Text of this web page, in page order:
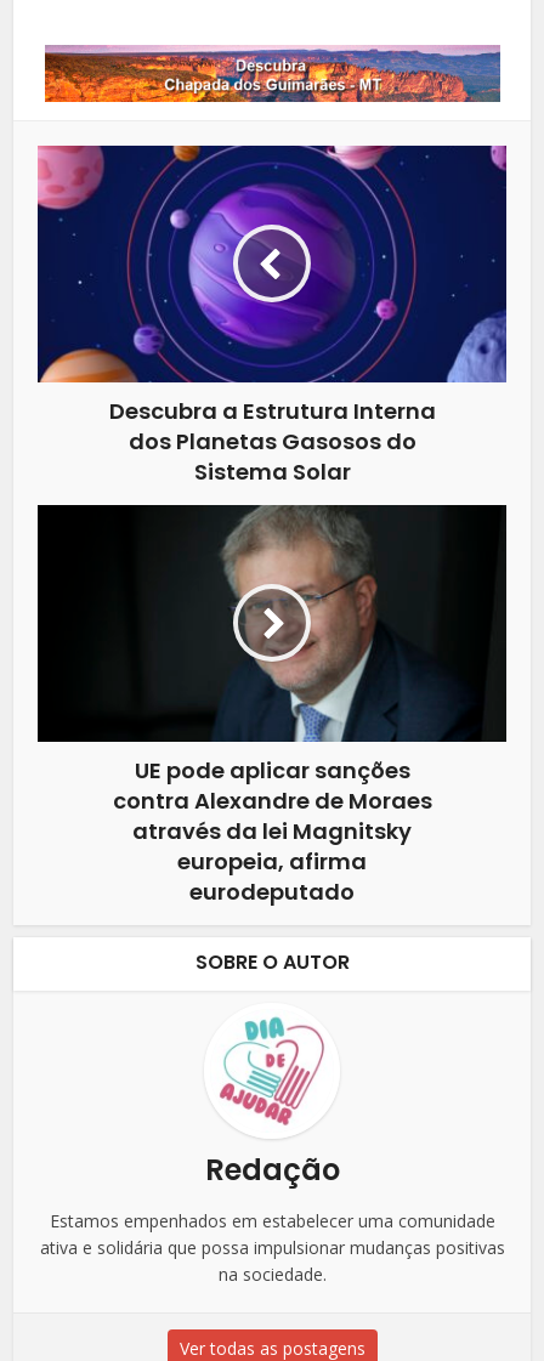
Descubra a Estrutura Interna
dos Planetas Gasosos do
Sistema Solar
UE pode aplicar sanções
contra Alexandre de Moraes
através da lei Magnitsky
europeia, afirma
eurodeputado
SOBRE O AUTOR
Redação
Estamos empenhados em estabelecer uma comunidade
ativa e solidária que possa impulsionar mudanças positivas
na sociedade.
Ver todas as postagens